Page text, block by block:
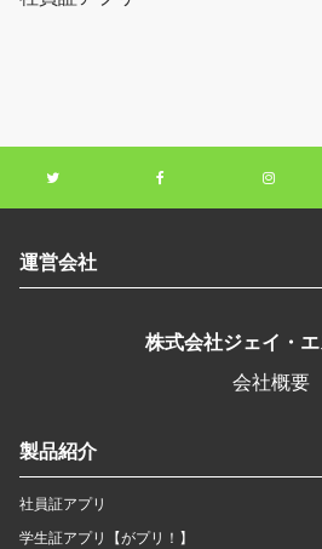
運営会社
株式会社ジェイ・
会社概要
製品紹介
社員証アプリ
学生証アプリ【がプリ！】